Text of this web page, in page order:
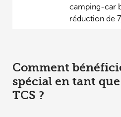
camping-car
réduction de
Comment
spécial en tant
TCS ?